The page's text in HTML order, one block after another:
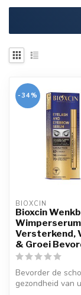
-34%
BIOXCIN
Bioxcin
Wimperserum
Versterkend,
& Groei
Bevorder de
gezondheid van